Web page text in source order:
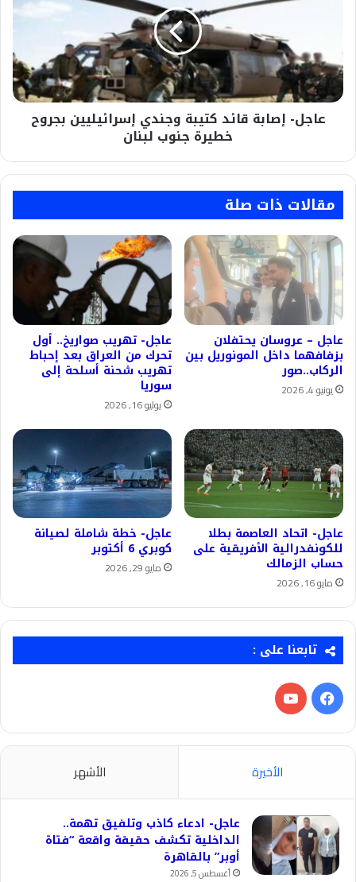
إسرائيليين
بجروح
خطيرة
جنوب
عاجل- إصابة قائد كتيبة وجندي إسرائيليين بجروح
خطيرة جنوب لبنان
مقالات ذات صلة
عاجل – عروسان يحتفلان
بزفافهما داخل المونوريل بين
الركاب..صور
يونيو 4, 2026
عاجل- تهريب صواريخ.. أول
تحرك من العراق بعد إحباط
تهريب شحنة أسلحة إلى
سوريا
يوليو 16, 2026
عاجل- اتحاد العاصمة بطلا
للكونفدرالية الأفريقية على
حساب الزمالك
مايو 16, 2026
عاجل- خطة شاملة لصيانة
كوبري 6 أكتوبر
مايو 29, 2026
تابعنا على :
فيسبوك‫YouTube
الأخيرة الأشهر
عاجل- ادعاء كاذب وتلفيق تهمة..
الداخلية تكشف حقيقة واقعة “فتاة
أوبر” بالقاهرة
أغسطس 5, 2026